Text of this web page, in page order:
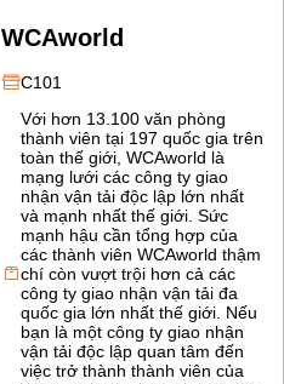
WCAworld
C101
Với hơn 13.100 văn phòng
thành viên tại 197 quốc gia trên
toàn thế giới, WCAworld là
mạng lưới các công ty giao
nhận vận tải độc lập lớn nhất
và mạnh nhất thế giới. Sức
mạnh hậu cần tổng hợp của
các thành viên WCAworld thậm
chí còn vượt trội hơn cả các
công ty giao nhận vận tải đa
quốc gia lớn nhất thế giới. Nếu
bạn là một công ty giao nhận
vận tải độc lập quan tâm đến
việc trở thành thành viên của